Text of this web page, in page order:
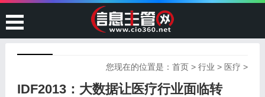
您现在的位置是：首页 >行业 > 医疗 >
IDF2013：大数据让医疗行业面临转